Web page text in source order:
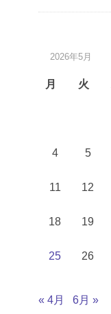
2026年5月
月 火
4 5
11 12
18 19
25 26
« 4月 6月 »